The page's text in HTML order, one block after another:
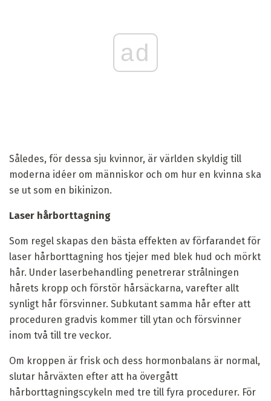
ad
Således, för dessa sju kvinnor, är världen skyldig till
moderna idéer om människor och om hur en kvinna ska
se ut som en bikinizon.
Laser hårborttagning
Som regel skapas den bästa effekten av förfarandet för
laser hårborttagning hos tjejer med blek hud och mörkt
hår. Under laserbehandling penetrerar strålningen
hårets kropp och förstör hårsäckarna, varefter allt
synligt hår försvinner. Subkutant samma hår efter att
proceduren gradvis kommer till ytan och försvinner
inom två till tre veckor.
Om kroppen är frisk och dess hormonbalans är normal,
slutar hårväxten efter att ha övergått
hårborttagningscykeln med tre till fyra procedurer. För